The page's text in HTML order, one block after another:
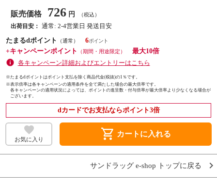
販売価格 726 円 （税込）
出荷目安： 通常: 2-4営業日 発送目安
たまるdポイント
（通常）
6
+キャンペーンポイント
（期間・用途限定）
最大10倍
各キャンペーン詳細およびエントリーはこちら
※たまるdポイントはポイント支払を除く商品代金(税抜)の1％です。
※表示倍率は各キャンペーンの適用条件を全て満たした場合の最大倍率です。
各キャンペーンの適用状況によっては、ポイントの進呈数・付与倍率が最大倍率より少なくなる場合が
ございます。
dカードでお支払ならポイント3倍
お気に入り shopping_cart カートに入れる
サンドラッグ e-shop トップに戻る